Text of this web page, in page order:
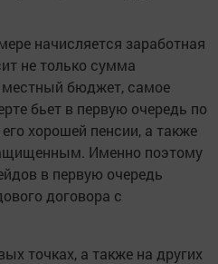
начисляется заработная
не только сумма
местный бюджет, самое
бьет в первую очередь по
хорошей пенсии, а также
Именно поэтому
в первую очередь
договора с
точках, а также на других